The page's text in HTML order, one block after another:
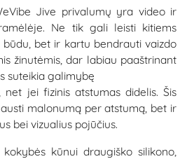
Jive privalumų yra video ir
Ne tik gali leisti kitiems
bet ir kartu bendrauti vaizdo
žinutėmis, dar labiau paaštrinant
suteikia galimybę
jei fizinis atstumas didelis. Šis
malonumą per atstumą, bet ir
bei vizualius pojūčius.
kūnui draugiško silikono,